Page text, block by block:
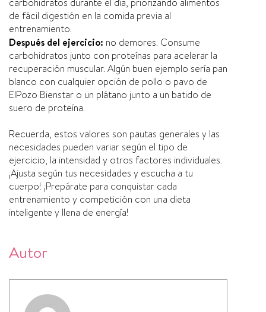
de fácil digestión en la comida previa al
entrenamiento.
Después del ejercicio: no demores. Consume
carbohidratos junto con proteínas para acelerar la
recuperación muscular. Algún buen ejemplo sería pan
blanco con cualquier opción de pollo o pavo de
ElPozo Bienstar o un plátano junto a un batido de
suero de proteína.
Recuerda, estos valores son pautas generales y las
necesidades pueden variar según el tipo de
ejercicio, la intensidad y otros factores individuales.
¡Ajusta según tus necesidades y escucha a tu
cuerpo! ¡Prepárate para conquistar cada
entrenamiento y competición con una dieta
inteligente y llena de energía!
Autor